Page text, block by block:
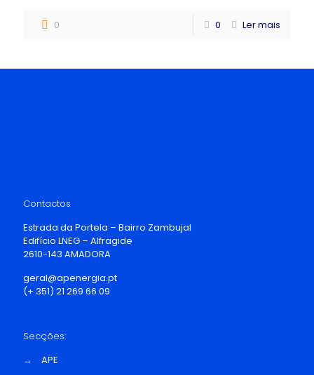
0 0 Ler mais
Contactos
Estrada da Portela – Bairro Zambujal
Edifício LNEG – Alfragide
2610-143 AMADORA
geral@apenergia.pt
(+ 351) 21 269 66 09
Secções:
→
APE